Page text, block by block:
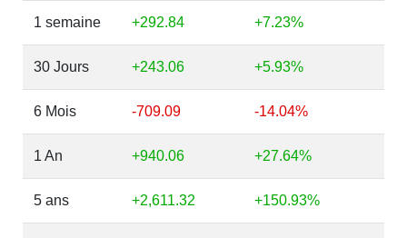
1 semaine +292.84 +7.23%
30 Jours +243.06 +5.93%
6 Mois -709.09 -14.04%
1 An +940.06 +27.64%
5 ans +2,611.32 +150.93%